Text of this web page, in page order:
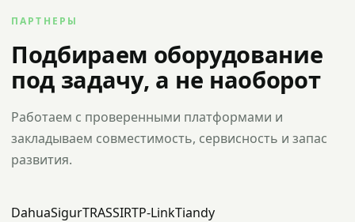
ПАРТНЕРЫ
Подбираем оборудование
под задачу, а не наоборот
Работаем с проверенными платформами и
закладываем совместимость, сервисность и запас
развития.
DahuaSigurTRASSIRTP-LinkTiandy